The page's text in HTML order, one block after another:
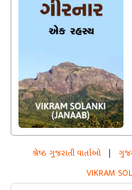
શ્રેષ્ઠ ગુજરાતી વાર્તાઓ |
VIKRAM